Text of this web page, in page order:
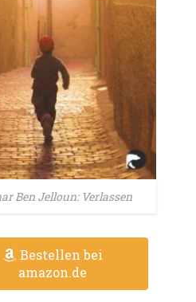
Ben Jelloun: Verlassen
Bestellen bei
amazon.de